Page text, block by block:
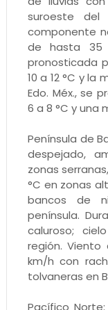
suroeste del
componente
de hasta 35
pronosticada
10 a 12 °C y la
Edo. Méx., se
6 a 8 °C y una
Península de
despejado,
zonas
°C en zonas
bancos de
península.
caluroso;
región. Viento
km/h con
tolvaneras en
Pacífico